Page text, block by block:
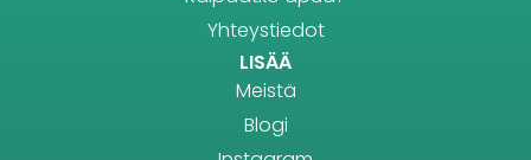
Yhteystiedot
LISÄÄ
Meistä
Blogi